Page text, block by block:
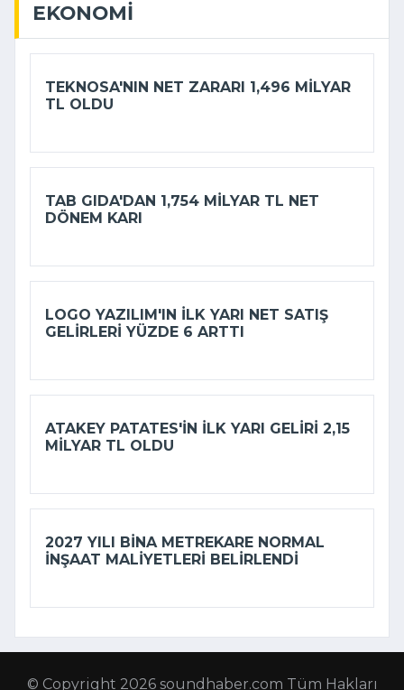
EKONOMI
TEKNOSA'NIN NET ZARARI 1,496 MILYAR
TL OLDU
TAB GIDA'DAN 1,754 MILYAR TL NET
DÖNEM KARI
LOGO YAZILIM'IN ILK YARI NET SATIŞ
GELIRLERI YÜZDE 6 ARTTI
ATAKEY PATATES'IN ILK YARI GELIRI 2,15
MILYAR TL OLDU
2027 YILI BINA METREKARE NORMAL
INŞAAT MALIYETLERI BELIRLENDI
© Copyright 2026 soundhaber.com Tüm Hakları